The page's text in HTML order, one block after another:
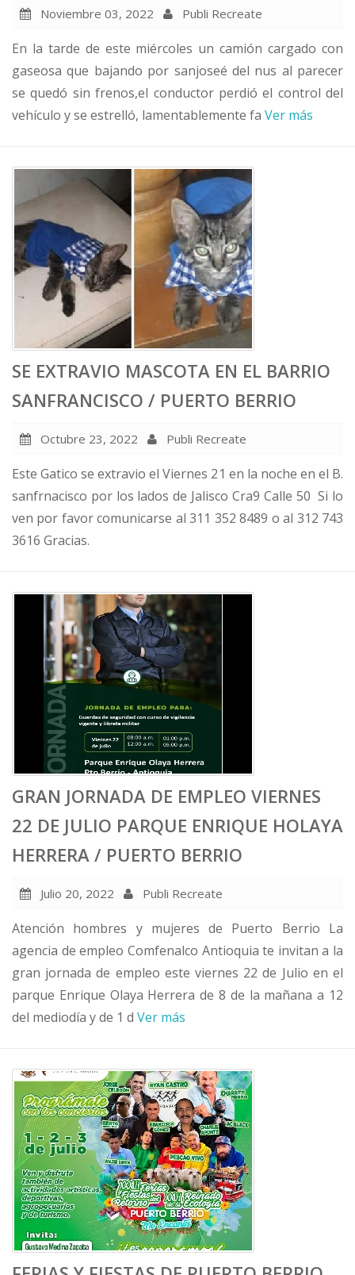
Noviembre 03, 2022 Publi Recreate
En la tarde de este miércoles un camión cargado con
gaseosa que bajando por sanjoseé del nus al parecer
se quedó sin frenos,el conductor perdió el control del
vehículo y se estrelló, lamentablemente fa Ver más
SE EXTRAVIO MASCOTA EN EL BARRIO
SANFRANCISCO / PUERTO BERRIO
Octubre 23, 2022 Publi Recreate
Este Gatico se extravio el Viernes 21 en la noche en el B.
sanfrnacisco por los lados de Jalisco Cra9 Calle 50 Si lo
ven por favor comunicarse al 311 352 8489 o al 312 743
3616 Gracias.
GRAN JORNADA DE EMPLEO VIERNES
22 DE JULIO PARQUE ENRIQUE HOLAYA
HERRERA / PUERTO BERRIO
Julio 20, 2022 Publi Recreate
Atención hombres y mujeres de Puerto Berrio La
agencia de empleo Comfenalco Antioquia te invitan a la
gran jornada de empleo este viernes 22 de Julio en el
parque Enrique Olaya Herrera de 8 de la mañana a 12
del mediodía y de 1 d Ver más